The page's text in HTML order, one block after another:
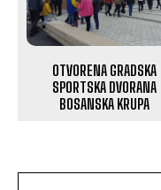
OTVORENA GRADSKA
SPORTSKA DVORANA
BOSANSKA KRUPA